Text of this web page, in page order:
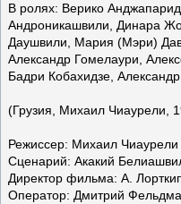
В ролях: Верико
Андроникашвили, Динара
Даушвили, Мария (Мэри)
Александр Гомелаури,
Бадри Кобахидзе,
(Грузия, Михаил Чиаурели,
Режиссер: Михаил Чиаурели
Сценарий: Акакий
Директор фильма: А.
Оператор: Дмитрий